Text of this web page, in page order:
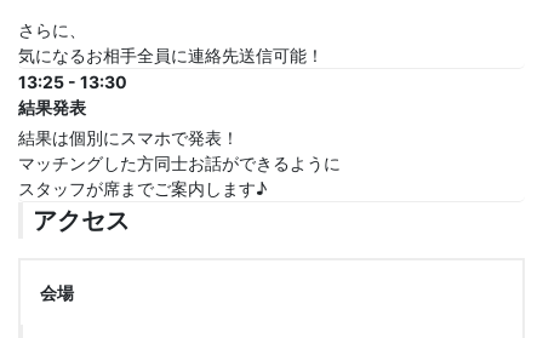
さらに、
気になるお相手全員に連絡先送信可能！
13:25 - 13:30
結果発表
結果は個別にスマホで発表！
マッチングした方同士お話ができるように
スタッフが席までご案内します♪
アクセス
会場